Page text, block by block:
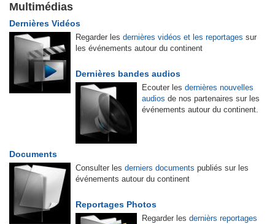
Multimédias
Dernières Vidéos
Regarder les dernières vidéos et les reportages sur
les événements autour du continent
Dernières bandes audios
Ecouter les dernières nouvelles
audios de nos partenaires sur les
événements autour du continent.
Documents
Consulter les derniers documents publiés sur les
événements autour du continent
Reportages Photos
Regarder les dernièrs reportages